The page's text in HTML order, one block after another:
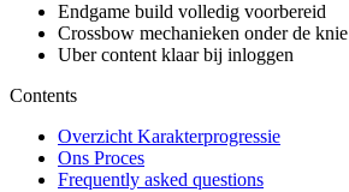
Endgame build volledig voorbereid
Crossbow mechanieken onder de knie
Uber content klaar bij inloggen
Contents
Overzicht Karakterprogressie
Ons Proces
Frequently asked questions